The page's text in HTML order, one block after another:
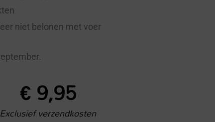
niet belonen met voer
€9,95
Exclusief verzendkosten